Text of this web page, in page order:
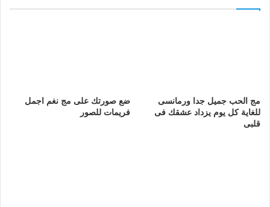
مج الحب جميل جدا ورمانسى
للغاية كل يوم يزداد عشقك فى
قلبى
ضع صورتك على مج نغم اجمل
فريمات للصور